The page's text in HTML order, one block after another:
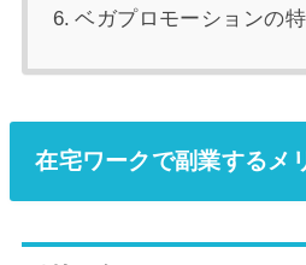
ベガプロモーションの
在宅ワークで副業するメ